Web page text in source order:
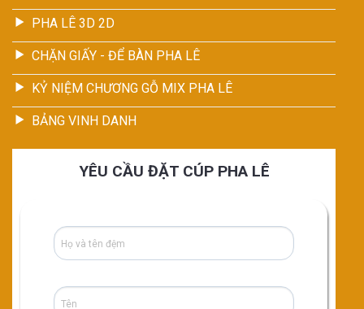
PHA LÊ 3D 2D
CHẶN GIẤY - ĐỂ BÀN PHA LÊ
KỶ NIỆM CHƯƠNG GỖ MIX PHA LÊ
BẢNG VINH DANH
YÊU CẦU ĐẶT CÚP PHA LÊ